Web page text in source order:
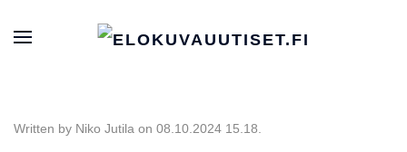
Written by Niko Jutila on 08.10.2024 15.18